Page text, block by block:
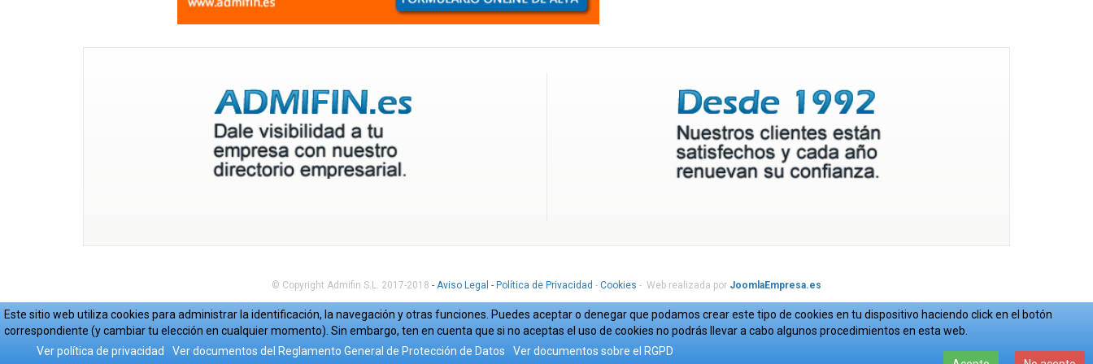
© Copyright Admifin S.L. 2017-2018 - Aviso Legal - Política de Privacidad - Cookies - Web realizada por JoomlaEmpresa.es
Este sitio web utiliza cookies para administrar la identificación, la navegación y otras funciones. Puedes aceptar o denegar que podamos crear este tipo de cookies en tu dispositivo haciendo click en el botón
correspondiente (y cambiar tu elección en cualquier momento). Sin embargo, ten en cuenta que si no aceptas el uso de cookies no podrás llevar a cabo algunos procedimientos en esta web.
Ver política de privacidad
Ver documentos del Reglamento General de Protección de Datos
Ver documentos sobre el RGPD